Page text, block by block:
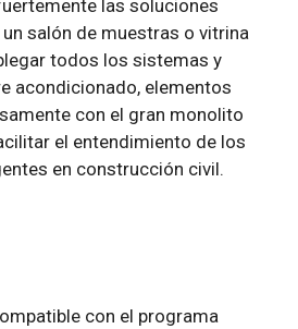
las soluciones
salón de muestras o vitrina
todos los sistemas y
acondicionado, elementos
con el gran monolito
el entendimiento de los
en construcción civil.
con el programa